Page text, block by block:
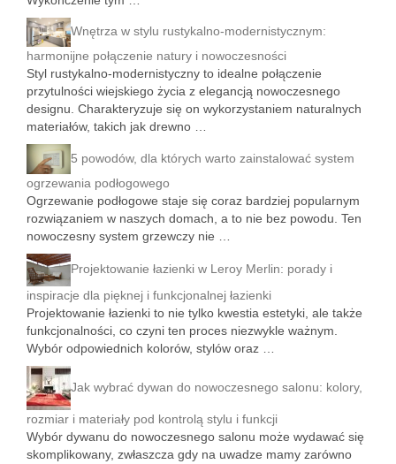
Wnętrza w stylu rustykalno-modernistycznym:
harmonijne połączenie natury i nowoczesności
Styl rustykalno-modernistyczny to idealne połączenie
przytulności wiejskiego życia z elegancją nowoczesnego
designu. Charakteryzuje się on wykorzystaniem naturalnych
materiałów, takich jak drewno …
5 powodów, dla których warto zainstalować system
ogrzewania podłogowego
Ogrzewanie podłogowe staje się coraz bardziej popularnym
rozwiązaniem w naszych domach, a to nie bez powodu. Ten
nowoczesny system grzewczy nie …
Projektowanie łazienki w Leroy Merlin: porady i
inspiracje dla pięknej i funkcjonalnej łazienki
Projektowanie łazienki to nie tylko kwestia estetyki, ale także
funkcjonalności, co czyni ten proces niezwykle ważnym.
Wybór odpowiednich kolorów, stylów oraz …
Jak wybrać dywan do nowoczesnego salonu: kolory,
rozmiar i materiały pod kontrolą stylu i funkcji
Wybór dywanu do nowoczesnego salonu może wydawać się
skomplikowany, zwłaszcza gdy na uwadze mamy zarówno